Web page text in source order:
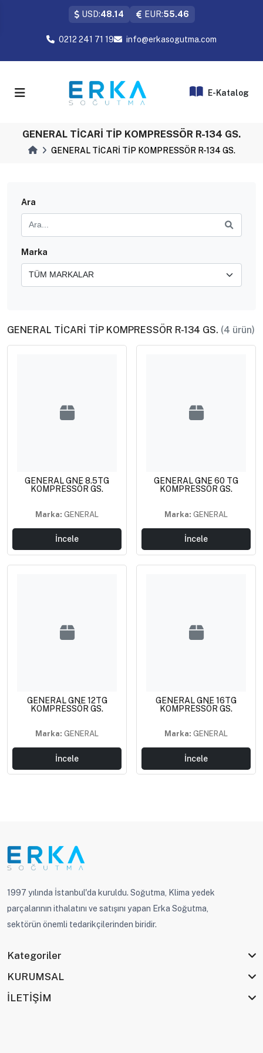
USD:48.14 EUR:55.46
0212 241 71 19 info@erkasogutma.com
E-Katalog
GENERAL TİCARİ TİP KOMPRESSÖR R-134 GS.
GENERAL TİCARİ TİP KOMPRESSÖR R-134 GS.
Ara
Marka
GENERAL TİCARİ TİP KOMPRESSÖR R-134 GS. (4 ürün)
GENERAL GNE 8.5TG
KOMPRESSÖR GS.
Marka: GENERAL
İncele
GENERAL GNE 60 TG
KOMPRESSÖR GS.
Marka: GENERAL
İncele
GENERAL GNE 12TG
KOMPRESSÖR GS.
Marka: GENERAL
İncele
GENERAL GNE 16TG
KOMPRESSÖR GS.
Marka: GENERAL
İncele
1997 yılında İstanbul'da kuruldu. Soğutma, Klima yedek
parçalarının ithalatını ve satışını yapan Erka Soğutma,
sektörün önemli tedarikçilerinden biridir.
Kategoriler
KURUMSAL
İLETİŞİM